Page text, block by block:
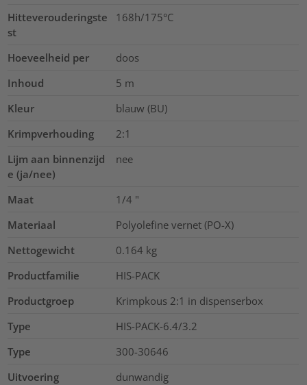
Hitteverouderingste
st
168h/175°C
Hoeveelheid per
doos
Inhoud
5 m
Kleur
blauw (BU)
Krimpverhouding
2:1
Lijm aan binnenzijd
e (ja/nee)
nee
Maat 1/4 "
Materiaal
Polyolefine vernet (PO-X)
Nettogewicht
0.164 kg
Productfamilie
HIS-PACK
Productgroep
Krimpkous 2:1 in dispenserbox
Type
HIS-PACK-6.4/3.2
Type
300-30646
Uitvoering
dunwandig